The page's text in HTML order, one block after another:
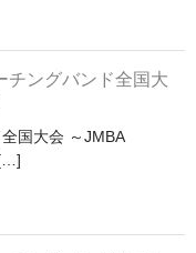
チングバンド全国大
国大会 ～JMBA